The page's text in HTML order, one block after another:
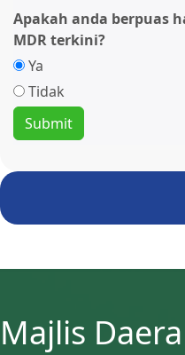
Apakah anda berpuas
MDR terkini?
Ya
Tidak
Majlis